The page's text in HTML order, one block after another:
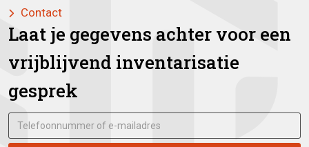
 Contact
Laat je gegevens achter voor een
vrijblijvend inventarisatie
gesprek